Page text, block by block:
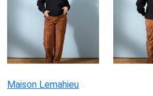
Maison Lemahieu